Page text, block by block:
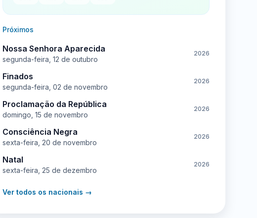
Próximos
Nossa Senhora Aparecida
segunda-feira, 12 de outubro
2026
Finados
segunda-feira, 02 de novembro
2026
Proclamação da República
domingo, 15 de novembro
2026
Consciência Negra
sexta-feira, 20 de novembro
2026
Natal
sexta-feira, 25 de dezembro
2026
Ver todos os nacionais →